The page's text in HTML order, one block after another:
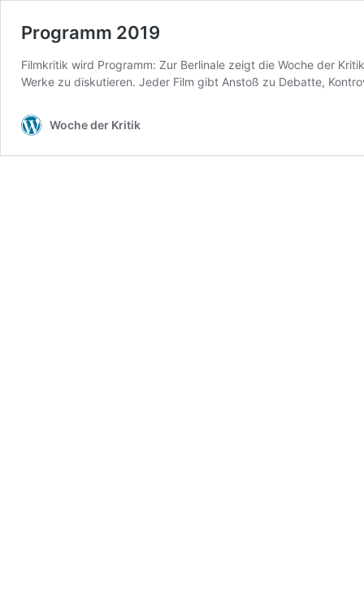
Programm 2019
Filmkritik wird Programm: Zur Berlinale zeigt die Woche der
Werke zu diskutieren. Jeder Film gibt Anstoß zu Debatte,
Woche der Kritik